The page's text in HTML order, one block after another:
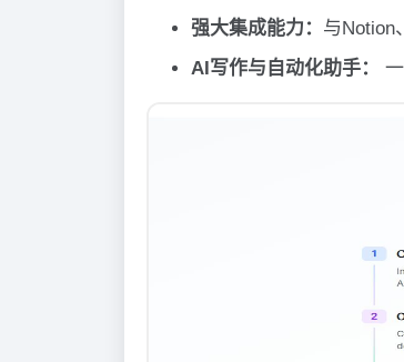
强大集成能力： 与Notion
AI写作与自动化助手：